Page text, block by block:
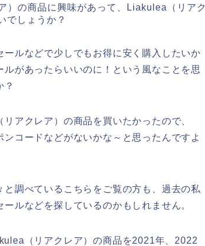
）の商品に興味があって、Liakulea（リアク
でしょうか？
ルなどで少しでもお得に安く購入したいか
があったらいいのに！という風なことを思
？
アクレア）の商品を買いたかったので、
コードなどがないかな～と思ったんですよ
調べているこちらをご覧の方も、過去の私
ルなどを探しているのかもしれません。
（リアクレア）の商品を2021年、2022